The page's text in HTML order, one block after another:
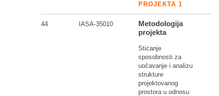
PROJEKTA 1
44 IASA-35010
Metodologija
projekta
Sticanje
sposobnosti za
uočavanje i analizu
strukture
projektovanog
prostora u odnosu